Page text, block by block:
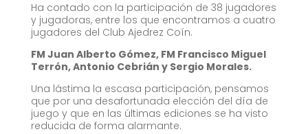
Ha contado con la participación de 38 jugadores
y jugadoras, entre los que encontramos a cuatro
jugadores del Club Ajedrez Coín.
FM Juan Alberto Gómez, FM Francisco Miguel
Terrón, Antonio Cebrián y Sergio Morales.
Una lástima la escasa participación, pensamos
que por una desafortunada elección del día de
juego y que en las últimas ediciones se ha visto
reducida de forma alarmante.